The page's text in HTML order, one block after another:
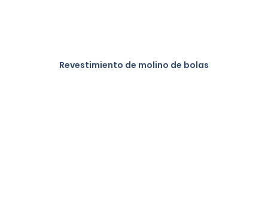
Revestimiento de molino de bolas